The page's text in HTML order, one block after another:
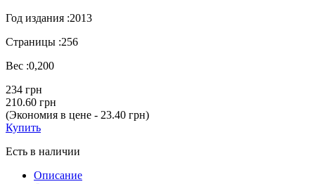
Год издания :2013
Страницы :256
Вес :0,200
234 грн
210.60 грн
(Экономия в цене - 23.40 грн)
Купить
Есть в наличии
Описание